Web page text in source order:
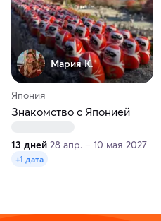
Мария К.
Япония
Знакомство с Японией
13 дней 28 апр. – 10 мая 2027
+1 дата